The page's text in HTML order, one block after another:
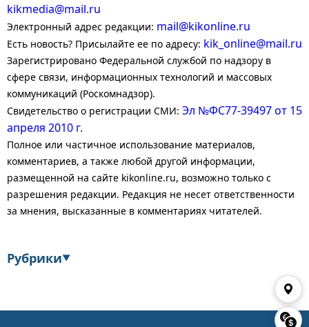
kikmedia@mail.ru
Электронный адрес редакции: mail@kikonline.ru
Есть новость? Присылайте ее по адресу: kik_online@mail.ru
Зарегистрировано Федеральной службой по надзору в
сфере связи, информационных технологий и массовых
коммуникаций (Роскомнадзор).
Свидетельство о регистрации СМИ: Эл №ФС77-39497 от 15
апреля 2010 г.
Полное или частичное использование материалов,
комментариев, а также любой другой информации,
размещенной на сайте kikonline.ru, возможно только с
разрешения редакции. Редакция не несет ответственности
за мнения, высказанные в комментариях читателей.
Рубрики▼